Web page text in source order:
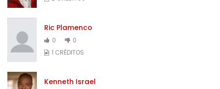
Ric Plamenco
0
0
1 CRÉDITOS
Kenneth Israel